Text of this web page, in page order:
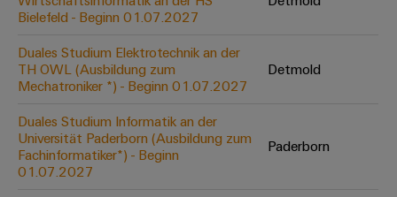
Abwasseraufbereitung
für
die
Wasser-
Abwasserindustrie
Wasserstoff
Wasserstoff
Werkzeuge
Automaten
Software
Markierer
Industriedrucker
Bielefeld - Beginn 01.07.2027
Duales Studium Elektrotechnik an der
TH OWL (Ausbildung zum
Mechatroniker *) - Beginn 01.07.2027
Detmold
Duales Studium Informatik an der
Universität Paderborn (Ausbildung zum
Fachinformatiker*) - Beginn
01.07.2027
Paderborn